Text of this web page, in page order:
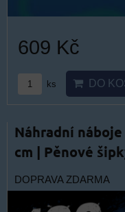
609 Kč
ks DO
Náhradní
cm | Pěnové
DOPRAVA ZDARMA